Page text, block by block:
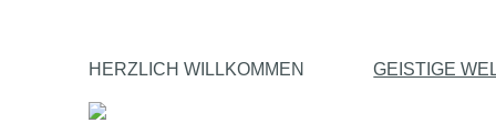
HERZLICH WILLKOMMEN GEISTIGE